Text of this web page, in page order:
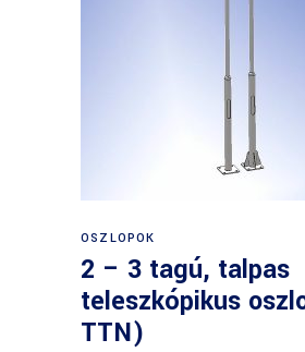
OSZLOPOK
2 – 3 tagú, talpas
teleszkópikus
TTN)